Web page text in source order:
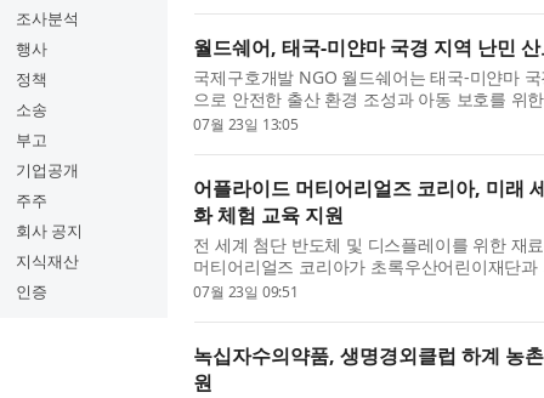
조사분석
행사
정책
소송
부고
기업공개
주주
회사 공지
지식재산
인증
월드쉐어, 태국-미얀마 국경 지역 난민
국제구호개발 NGO 월드쉐어는 태국-미얀마
으로 안전한 출산 환경 조성과 아동 보호를 위
국 북서부에 위치한 메솟(Mae Sot)은 태국-미
07월 23일 13:05
어플라이드 머티어리얼즈 코리아, 미래
화 체험 교육 지원
전 세계 첨단 반도체 및 디스플레이를 위한 재
머티어리얼즈 코리아가 초록우산어린이재단
교육을 위한 업무협약(MOU)을 체결했다. 어플
07월 23일 09:51
녹십자수의약품, 생명경외클럽 하계 농
원